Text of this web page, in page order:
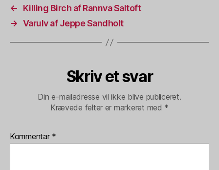
←
Killing Birch af Rannva Saltoft
→ Varulv af Jeppe Sandholt
Skriv et svar
Din e-mailadresse vil ikke blive publiceret.
Krævede felter er markeret med *
Kommentar *